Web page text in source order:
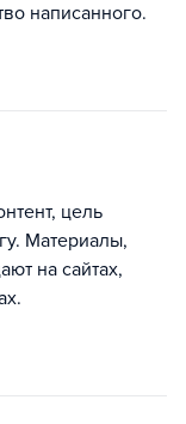
написанного.
цель
Материалы,
на сайтах,